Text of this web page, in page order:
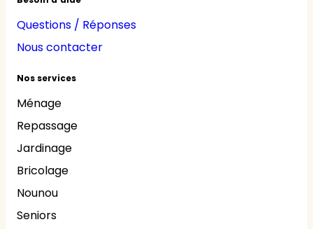
Questions / Réponses
Nous contacter
Nos services
Ménage
Repassage
Jardinage
Bricolage
Nounou
Seniors